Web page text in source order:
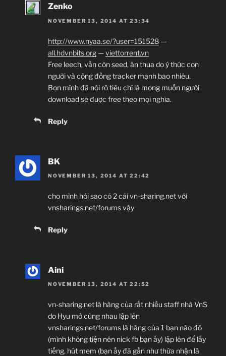
Zenko
NOVEMBER 13, 2014 AT 23:34
http://www.nyaa.se/?user=151528 —
all.hdvnbits.org —viettorrent.vn
Free leech, vẫn còn seed, ăn thua do ý thức con
người và cộng đồng tracker mạnh bao nhiêu.
Bọn mình đã nói rõ tiêu chí là mong muốn người
download sẽ được free theo mọi nghĩa.
Reply
BK
NOVEMBER 13, 2014 AT 22:42
cho mình hỏi sao có 2 cái vn-sharing.net với
vnsharings.net/forums vậy
Reply
Aini
NOVEMBER 13, 2014 AT 22:52
vn-sharing.net là hàng của rất nhiều staff nhà VnS
do Hyu mở cùng nhau lập lên
vnsharings.net/forums là hàng của 1 bạn nào đó
(mình không tiện nên nick fb bạn ấy) lập lên để lấy
tiếng, hút mem (bạn ấy đã gần như thừa nhận là